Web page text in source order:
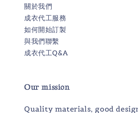
關於我們
成衣代工服務
如何開始訂製
與我們聯繫
成衣代工Q&A
Our mission
Quality materials, good